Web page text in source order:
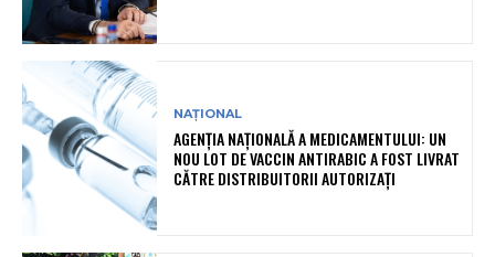
NAȚIONAL
AGENȚIA NAȚIONALĂ A MEDICAMENTULUI: UN
NOU LOT DE VACCIN ANTIRABIC A FOST LIVRAT
CĂTRE DISTRIBUITORII AUTORIZAȚI